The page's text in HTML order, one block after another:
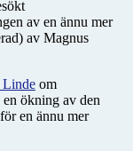
av en ännu mer
av Magnus
Linde om
ökning av den
en ännu mer